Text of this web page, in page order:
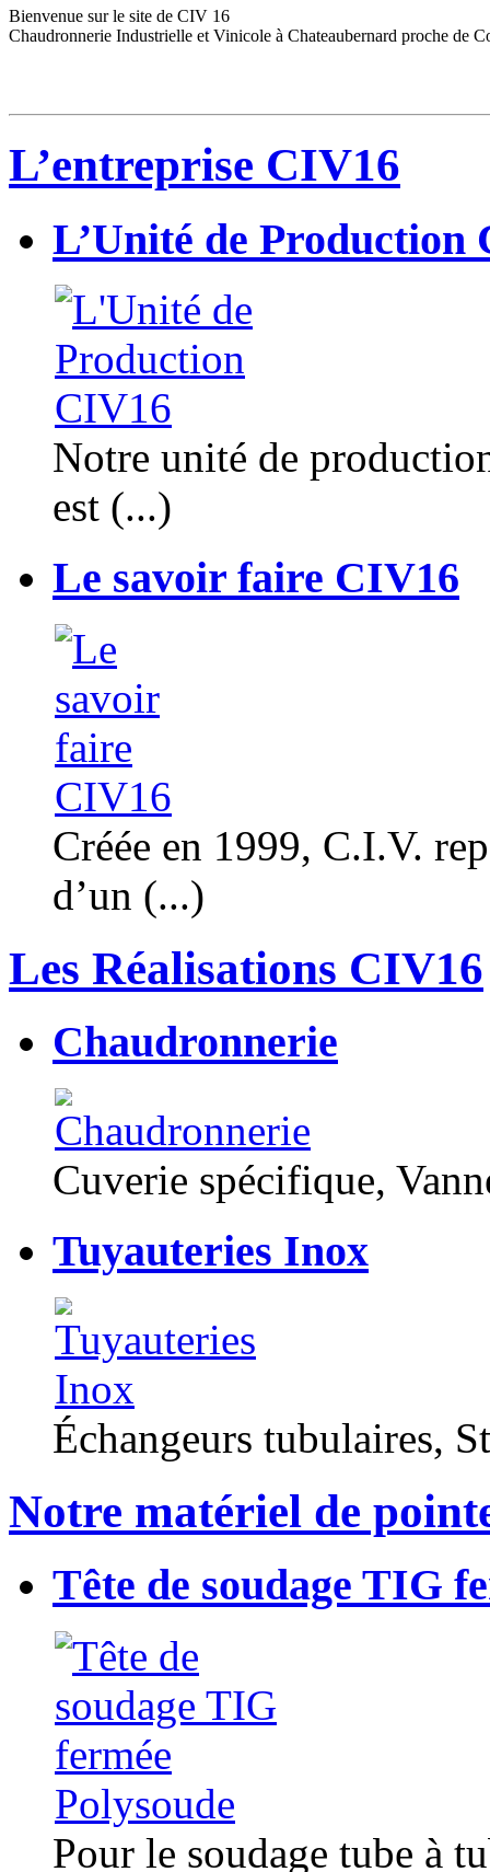
Bienvenue sur le site de CIV 16
Chaudronnerie Industrielle et Vinicole à Chateaubernard proche de
L’entreprise CIV16
L’Unité de Production
Notre unité de
est (...)
Le savoir faire CIV16
Créée en 1999, C.I.V.
d’un (...)
Les Réalisations CIV16
Chaudronnerie
Cuverie spécifique,
Tuyauteries Inox
Échangeurs tubulaires,
Notre matériel de
Tête de soudage TIG
Pour le soudage tube à